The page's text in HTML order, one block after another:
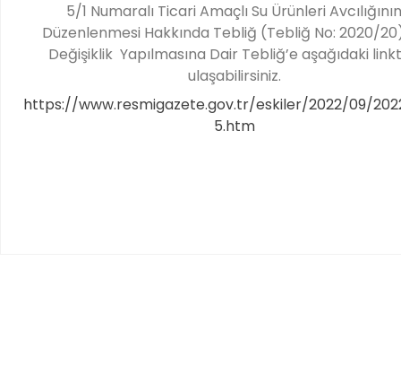
5/1 Numaralı Ticari Amaçlı Su Ürünleri Avcılığının
Düzenlenmesi Hakkında Tebliğ (Tebliğ No: 2020/
Değişiklik Yapılmasına Dair Tebliğ’e aşağıdaki
ulaşabilirsiniz.
https://www.resmigazete.gov.tr/eskiler/2022/09/
5.htm